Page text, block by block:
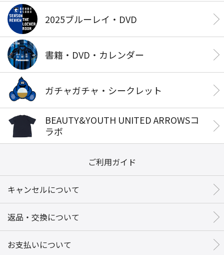
2025ブルーレイ・DVD
書籍・DVD・カレンダー
ガチャガチャ・シークレット
BEAUTY&YOUTH UNITED ARROWSコ
ラボ
ご利用ガイド
キャンセルについて
返品・交換について
お支払いについて